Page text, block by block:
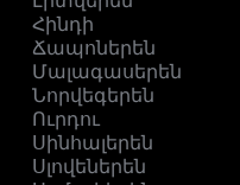
Հինդի
Ճապոներեն
Մալագասերեն
Նորվեգերեն
Ուրդու
Սինհալերեն
Սլովեներեն